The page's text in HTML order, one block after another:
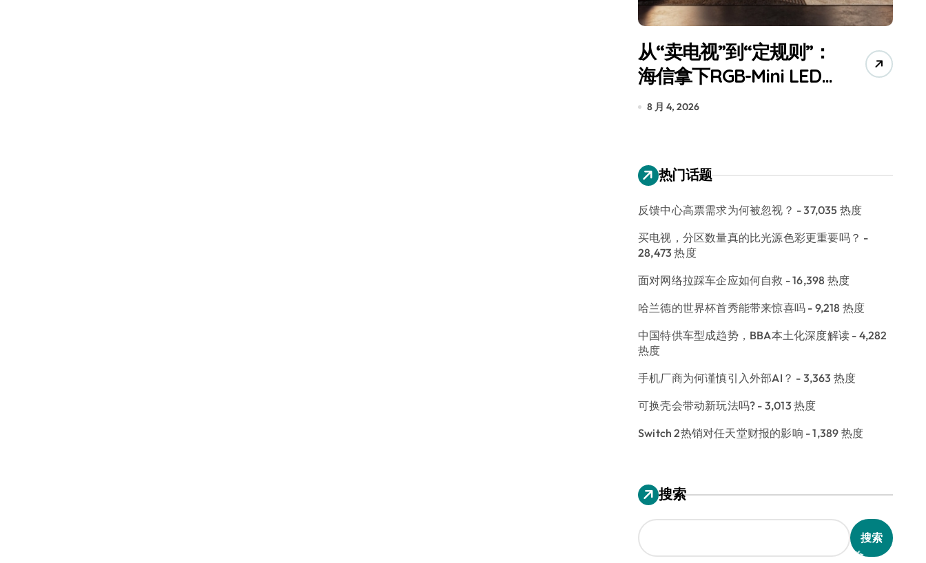
从“卖电视”到“定规则”：
海信拿下RGB-Mini LED
全球话语权
8 月 4, 2026
热门话题
反馈中心高票需求为何被忽视？ - 37,035 热度
买电视，分区数量真的比光源色彩更重要吗？ -
28,473 热度
面对网络拉踩车企应如何自救 - 16,398 热度
哈兰德的世界杯首秀能带来惊喜吗 - 9,218 热度
中国特供车型成趋势，BBA本土化深度解读 - 4,282
热度
手机厂商为何谨慎引入外部AI？ - 3,363 热度
可换壳会带动新玩法吗? - 3,013 热度
Switch 2热销对任天堂财报的影响 - 1,389 热度
搜索
搜索